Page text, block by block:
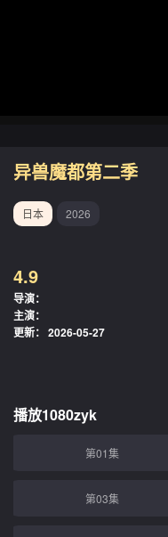
异兽魔都第二季
日本 2026
4.9
导演：
主演：
更新： 2026-05-27
播放1080zyk
第01集
第03集